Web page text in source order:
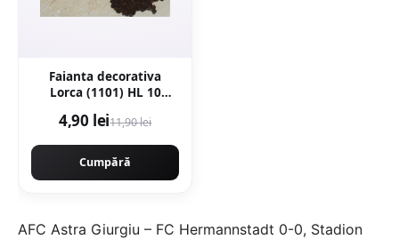
Faianta decorativa
Lorca (1101) HL 10
4,90 lei11,90 lei
Cumpără
AFC Astra Giurgiu – FC Hermannstadt 0-0, Stadion